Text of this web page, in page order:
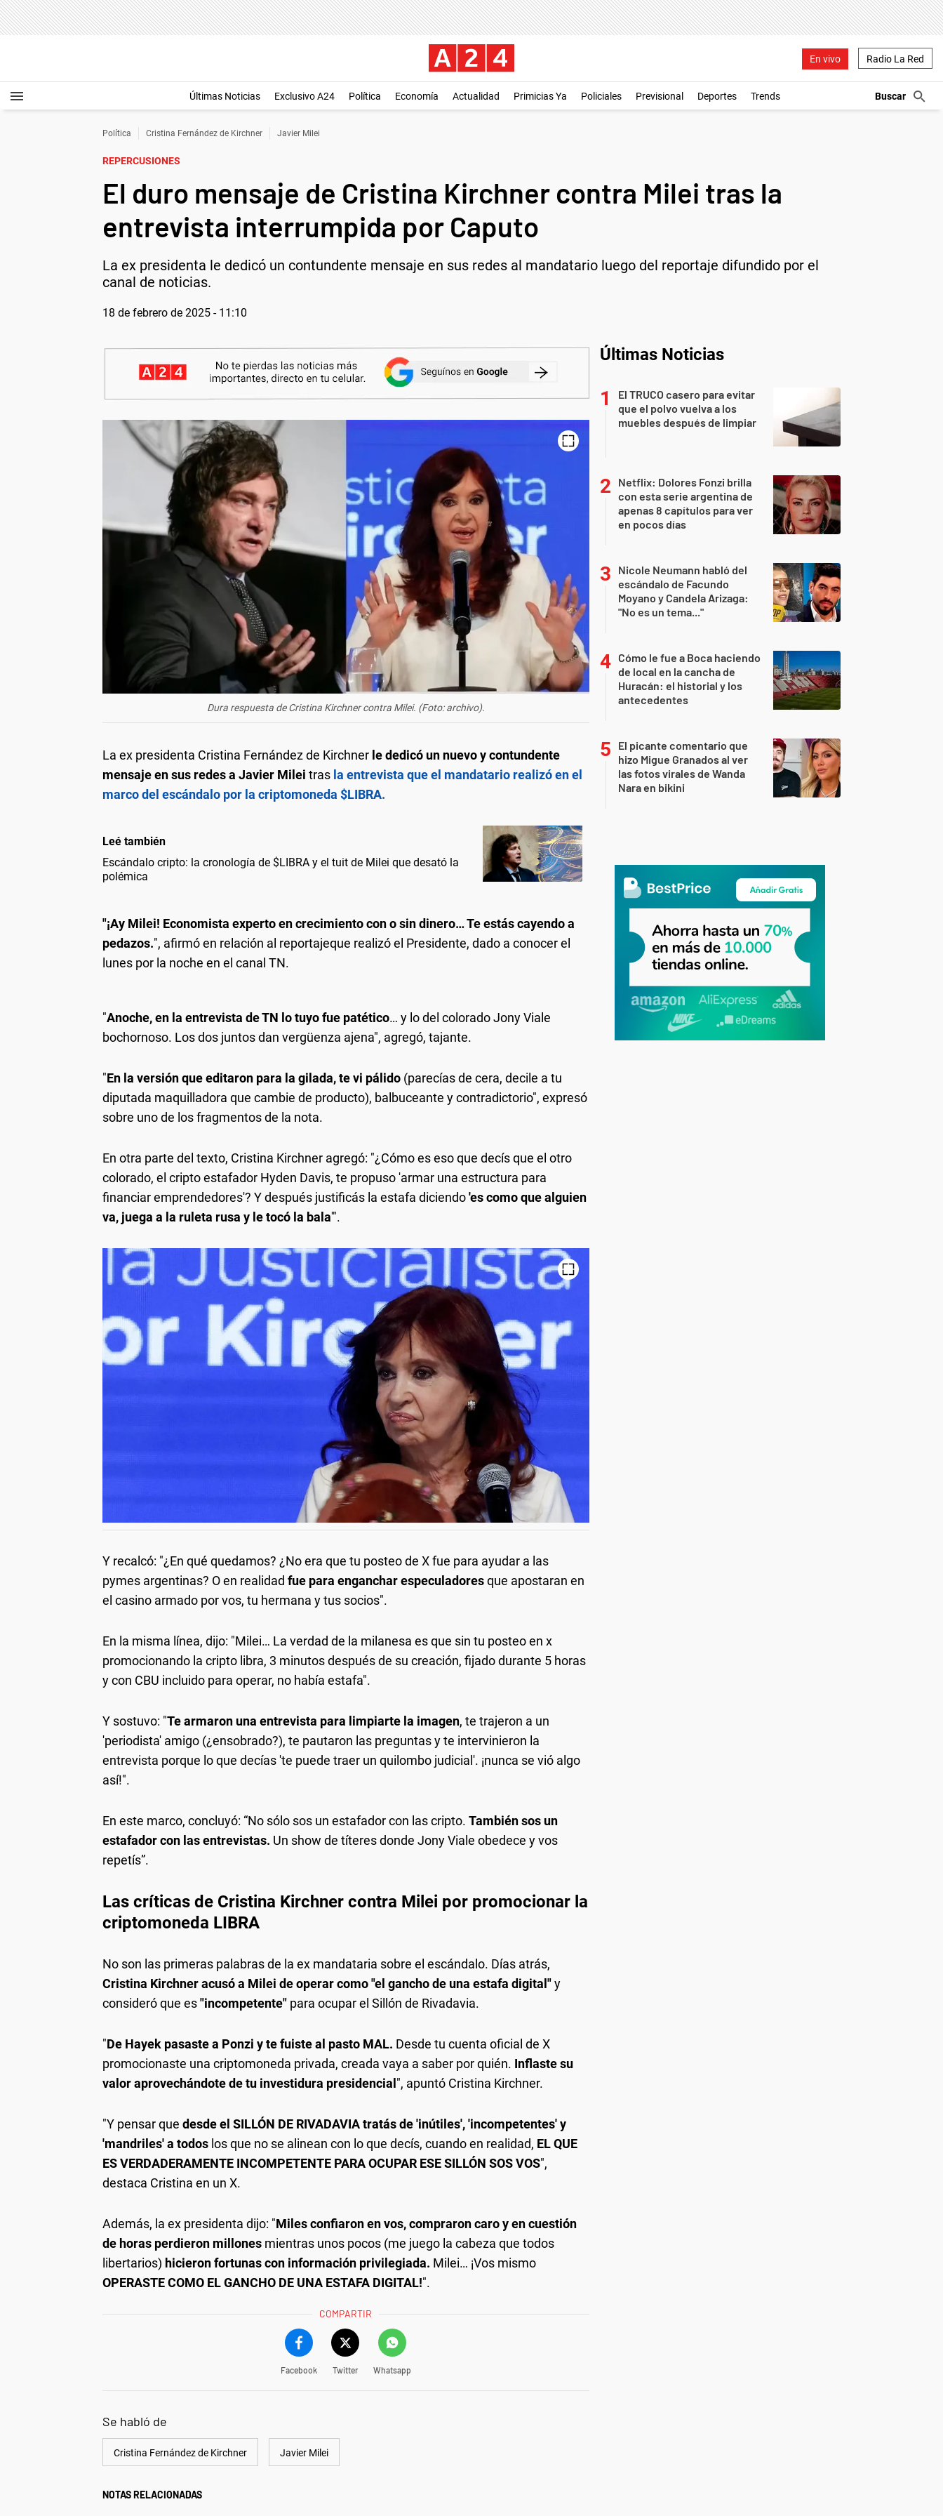
En vivo Radio La Red
Últimas Noticias Exclusivo A24 Política Economía Actualidad Primicias Ya Policiales Previsional Deportes Trends
Política Cristina Fernández de Kirchner Javier Milei
REPERCUSIONES
El duro mensaje de Cristina Kirchner contra Milei tras la
entrevista interrumpida por Caputo
La ex presidenta le dedicó un contundente mensaje en sus redes al mandatario luego del reportaje difundido por el
canal de noticias.
18 de febrero de 2025 - 11:10
Dura respuesta de Cristina Kirchner contra Milei. (Foto: archivo).
La ex presidenta Cristina Fernández de Kirchner le dedicó un nuevo y contundente
mensaje en sus redes a Javier Milei tras la entrevista que el mandatario realizó en el
marco del escándalo por la criptomoneda $LIBRA.
Leé también
Escándalo cripto: la cronología de $LIBRA y el tuit de Milei que desató la
polémica
"¡Ay Milei! Economista experto en crecimiento con o sin dinero… Te estás cayendo a
pedazos.", afirmó en relación al reportajeque realizó el Presidente, dado a conocer el
lunes por la noche en el canal TN.
"Anoche, en la entrevista de TN lo tuyo fue patético… y lo del colorado Jony Viale
bochornoso. Los dos juntos dan vergüenza ajena", agregó, tajante.
"En la versión que editaron para la gilada, te vi pálido (parecías de cera, decile a tu
diputada maquilladora que cambie de producto), balbuceante y contradictorio", expresó
sobre uno de los fragmentos de la nota.
En otra parte del texto, Cristina Kirchner agregó: "¿Cómo es eso que decís que el otro
colorado, el cripto estafador Hyden Davis, te propuso 'armar una estructura para
financiar emprendedores'? Y después justificás la estafa diciendo'es como que alguien
va, juega a la ruleta rusa y le tocó la bala'".
Y recalcó: "¿En qué quedamos? ¿No era que tu posteo de X fue para ayudar a las
pymes argentinas? O en realidad fue para enganchar especuladoresque apostaran en
el casino armado por vos, tu hermana y tus socios".
En la misma línea, dijo: "Milei… La verdad de la milanesa es que sin tu posteo en x
promocionando la cripto libra, 3 minutos después de su creación, fijado durante 5 horas
y con CBU incluido para operar, no había estafa".
Y sostuvo: "Te armaron una entrevista para limpiarte la imagen, te trajeron a un
'periodista' amigo (¿ensobrado?), te pautaron las preguntas y te intervinieron la
entrevista porque lo que decías 'te puede traer un quilombo judicial'. ¡nunca se vió algo
así!".
En este marco, concluyó: “No sólo sos un estafador con las cripto. También sos un
estafador con las entrevistas. Un show de títeres donde Jony Viale obedece y vos
repetís”.
Las críticas de Cristina Kirchner contra Milei por promocionar la
criptomoneda LIBRA
No son las primeras palabras de la ex mandataria sobre el escándalo. Días atrás,
Cristina Kirchner acusó a Milei de operar como "el gancho de una estafa digital"y
consideró que es"incompetente" para ocupar el Sillón de Rivadavia.
"De Hayek pasaste a Ponzi y te fuiste al pasto MAL. Desde tu cuenta oficial de X
promocionaste una criptomoneda privada, creada vaya a saber por quién. Inflaste su
valor aprovechándote de tu investidura presidencial", apuntó Cristina Kirchner.
"Y pensar que desde el SILLÓN DE RIVADAVIA tratás de 'inútiles', 'incompetentes' y
'mandriles' a todos los que no se alinean con lo que decís, cuando en realidad, EL QUE
ES VERDADERAMENTE INCOMPETENTE PARA OCUPAR ESE SILLÓN SOS VOS",
destaca Cristina en un X.
Además, la ex presidenta dijo: "Miles confiaron en vos, compraron caro y en cuestión
de horas perdieron millones mientras unos pocos (me juego la cabeza que todos
libertarios) hicieron fortunas con información privilegiada. Milei… ¡Vos mismo
OPERASTE COMO EL GANCHO DE UNA ESTAFA DIGITAL!".
COMPARTIR
Facebook Twitter Whatsapp
Se habló de
Cristina Fernández de Kirchner Javier Milei
NOTAS RELACIONADAS
Últimas Noticias
El TRUCO casero para evitar
que el polvo vuelva a los
muebles después de limpiar
Netflix: Dolores Fonzi brilla
con esta serie argentina de
apenas 8 capítulos para ver
en pocos días
Nicole Neumann habló del
escándalo de Facundo
Moyano y Candela Arizaga:
"No es un tema..."
Cómo le fue a Boca haciendo
de local en la cancha de
Huracán: el historial y los
antecedentes
El picante comentario que
hizo Migue Granados al ver
las fotos virales de Wanda
Nara en bikini